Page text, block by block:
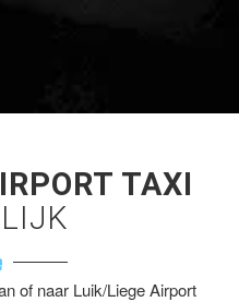
TAXI
of naar Luik/Liege Airport